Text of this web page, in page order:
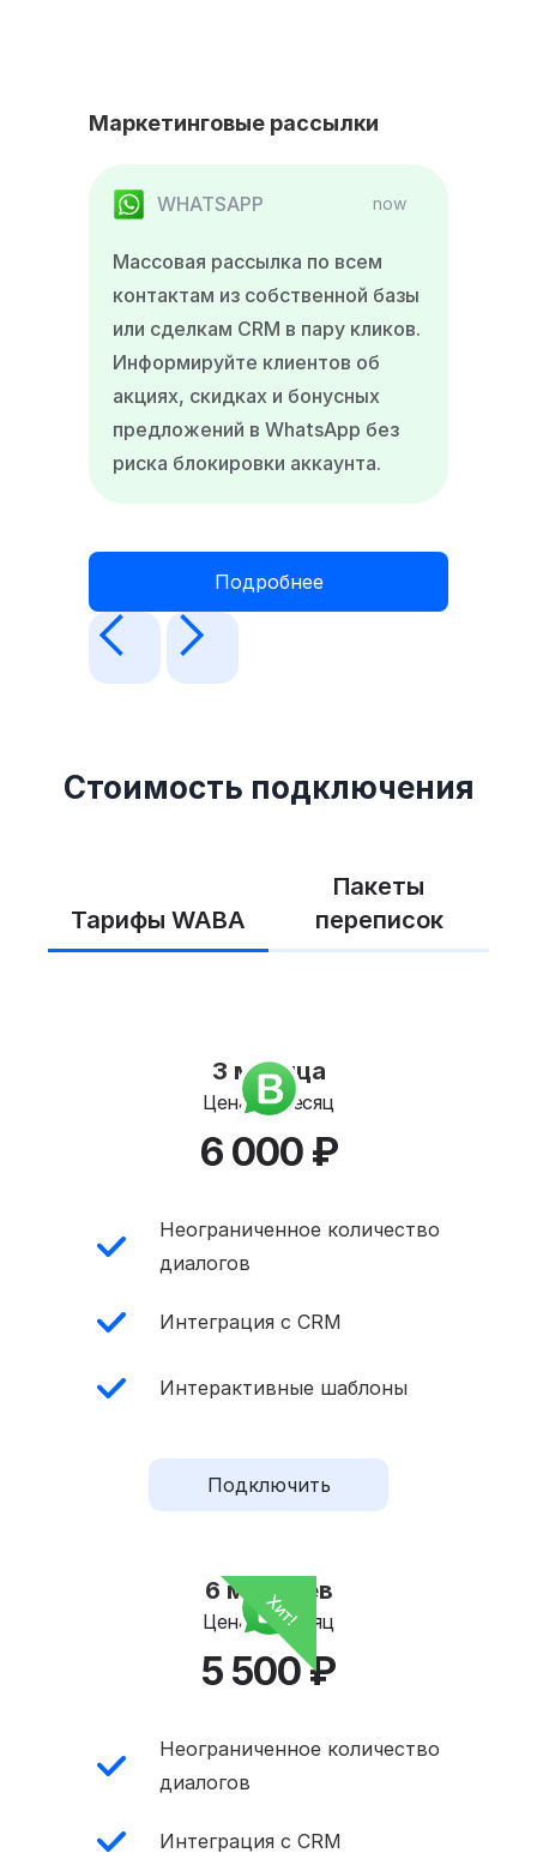
Маркетинговые рассылки
WHATSAPP now
Массовая рассылка по всем
контактам из собственной базы
или сделкам CRM в пару кликов.
Информируйте клиентов об
акциях, скидках и бонусных
предложений в WhatsApp без
риска блокировки аккаунта.
Подробнее
Стоимость подключения
Тарифы WABA
Пакеты
переписок
3 месяца
Цена за месяц
6 000 ₽
Неограниченное количество
диалогов
Интеграция с CRM
Интерактивные шаблоны
Подключить
6 месяцев
Цена за месяц
5 500 ₽
Неограниченное количество
диалогов
Интеграция с CRM